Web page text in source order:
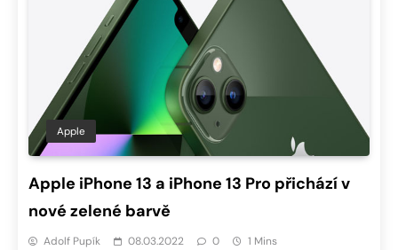
Apple
Apple iPhone 13 a iPhone 13 Pro přichází v
nové zelené barvě
Adolf Pupík 08.03.2022 0 1 Mins